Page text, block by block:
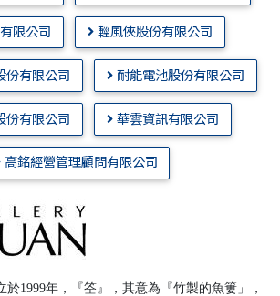
限公司 輕風俠股份有限公司
份有限公司 耐能電池股份有限公司
份有限公司 華雲資訊有限公司
高銘經營管理顧問有限公司
於1999年，『筌』，其意為『竹製的魚簍」，